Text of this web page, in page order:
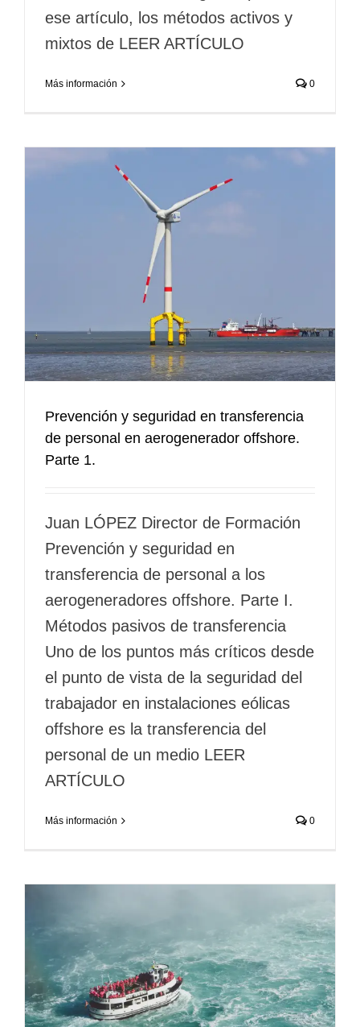
ese artículo, los métodos activos y
mixtos de LEER ARTÍCULO
Más información 0
Prevención y seguridad en transferencia
de personal en aerogenerador offshore.
Parte 1.
Juan LÓPEZ Director de Formación
Prevención y seguridad en
transferencia de personal a los
aerogeneradores offshore. Parte I.
Métodos pasivos de transferencia
Uno de los puntos más críticos desde
el punto de vista de la seguridad del
trabajador en instalaciones eólicas
offshore es la transferencia del
personal de un medio LEER
ARTÍCULO
Más información 0